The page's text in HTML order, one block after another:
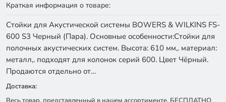
Краткая информация о товаре:
Стойки для Акустической системы BOWERS & WILKINS FS-
600 S3 Черный (Пара). Основные особенности:Стойки для
полочных акустических систем. Высота: 610 мм,. материал:
металл,. подходят для колонок серий 600. Цвет Чёрный.
Продаются отдельно от…
Доставка: